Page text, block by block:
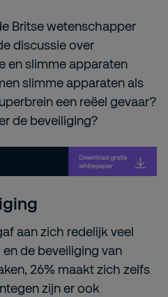
Britse wetenschapper
discussie over
en slimme apparaten
slimme apparaten als
een reëel gevaar?
de beveiliging?
aan zich redelijk veel
de beveiliging van
26% maakt zich zelfs
zijn er ook